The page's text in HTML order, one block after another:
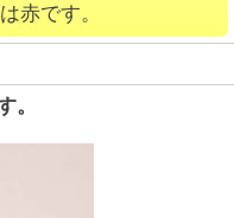
赤です。
。